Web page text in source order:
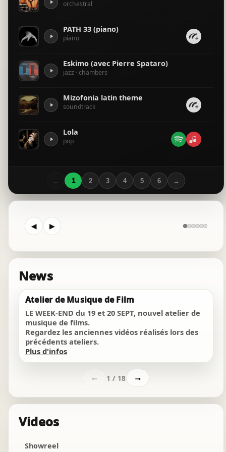
love celli
piano
orchestral
piano · orchestral
passion mysterious
misophone primi piatti pomme metro
passion requiem
peer gynt
orchestral
radspirale
ambiant
orchestral
"vers les murmures" seq8
orchestral
PATH 33 (piano)
piano
Eskimo (avec Pierre Spataro)
jazz · chambers
Mizofonia latin theme
soundtrack
Lola
pop
← 1 2 3 4 5 6 →
◀ ▶
News
Atelier de Musique de Film
LE WEEK-END du 19 et 20 SEPT, nouvel atelier de
musique de films.
Regardez les anciennes vidéos réalisés lors des
précédents ateliers.
Plus d'infos
← 1 / 18 →
Videos
Showreel
Chat Instantané
Hors ligne
En recherche de votre compositeur ?
Bonjour ! 👋